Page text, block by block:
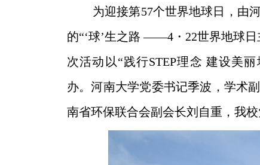
为迎接第57个世界地球日，由
的“‘球’生之路 ——4・22世界地球
次活动以“践行STEP理念 建设美
办。河南大学党委书记季波，学术
南省环保联合会副会长刘自重，我